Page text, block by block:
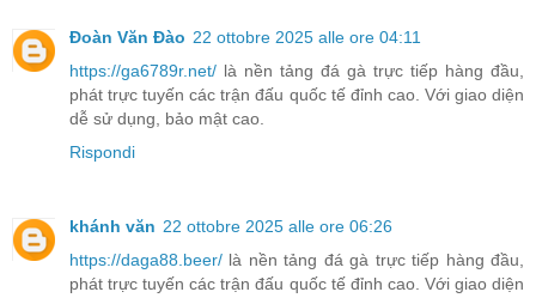
Đoàn Văn Đào 22 ottobre 2025 alle ore 04:11
https://ga6789r.net/ là nền tảng đá gà trực tiếp hàng đầu,
phát trực tuyến các trận đấu quốc tế đỉnh cao. Với giao diện
dễ sử dụng, bảo mật cao.
Rispondi
khánh văn 22 ottobre 2025 alle ore 06:26
https://daga88.beer/ là nền tảng đá gà trực tiếp hàng đầu,
phát trực tuyến các trận đấu quốc tế đỉnh cao. Với giao diện